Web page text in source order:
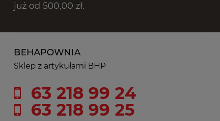
już od 500,00 zł.
BEHAPOWNIA
Sklep z artykułami BHP
63 218 99 24
63 218 99 25